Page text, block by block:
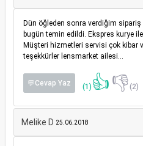
Dün öğleden sonra verdiğim
bugün temin edildi. Ekspres kurye
Müşteri hizmetleri servisi çok kibar
teşekkürler lensmarket ailesi...
💬Cevap Yaz (1) 👍👎(2)
Melike D 25.06.2018